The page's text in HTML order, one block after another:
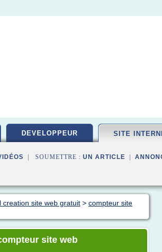
DEVELOPPEUR SITE
| SOUMETTRE : UN ARTICLE
creation site web gratuit > compteur site
site web